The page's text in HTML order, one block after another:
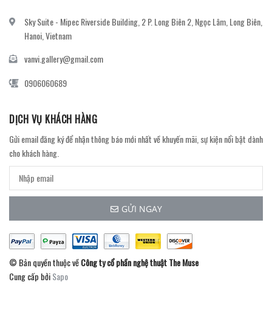
Sky Suite - Mipec Riverside Building, 2 P. Long Biên 2, Ngọc Lâm, Long Biên,
Hanoi, Vietnam
vanvi.gallery@gmail.com
0906060689
DỊCH VỤ KHÁCH HÀNG
Gửi email đăng ký để nhận thông báo mới nhất về khuyến mãi, sự kiện nổi bật dành
cho khách hàng.
GỬI NGAY
© Bản quyền thuộc vềCông ty cổ phần nghệ thuật The Muse
Cung cấp bởiSapo